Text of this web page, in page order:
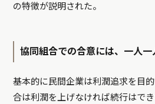
の特徴が説明された。
協同組合での合意には、一人一
基本的に民間企業は利潤追求を目
合は利潤を上げなければ続行はで